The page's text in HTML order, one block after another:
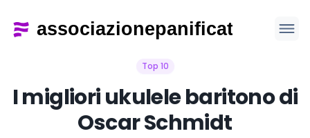
Top 10
I migliori ukulele baritono di
Oscar Schmidt